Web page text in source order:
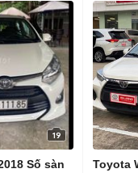
19
Số sàn
Toyota